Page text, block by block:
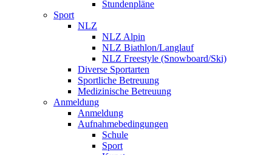
Stundenpläne
Sport
NLZ
NLZ Alpin
NLZ Biathlon/Langlauf
NLZ Freestyle (Snowboard/Ski)
Diverse Sportarten
Sportliche Betreuung
Medizinische Betreuung
Anmeldung
Anmeldung
Aufnahmebedingungen
Schule
Sport